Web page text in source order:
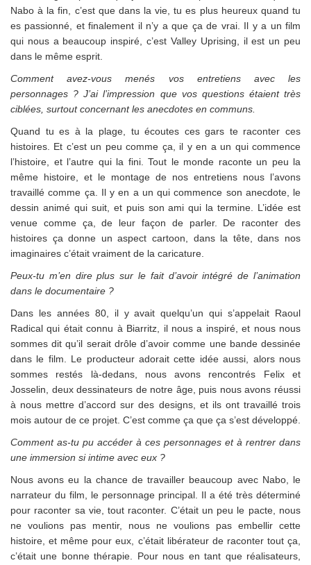
Nabo à la fin, c’est que dans la vie, tu es plus heureux quand tu
es passionné, et finalement il n’y a que ça de vrai. Il y a un film
qui nous a beaucoup inspiré, c’est Valley Uprising, il est un peu
dans le même esprit.
Comment avez-vous menés vos entretiens avec les
personnages ? J’ai l’impression que vos questions étaient très
ciblées, surtout concernant les anecdotes en communs.
Quand tu es à la plage, tu écoutes ces gars te raconter ces
histoires. Et c’est un peu comme ça, il y en a un qui commence
l’histoire, et l’autre qui la fini. Tout le monde raconte un peu la
même histoire, et le montage de nos entretiens nous l’avons
travaillé comme ça. Il y en a un qui commence son anecdote, le
dessin animé qui suit, et puis son ami qui la termine. L’idée est
venue comme ça, de leur façon de parler. De raconter des
histoires ça donne un aspect cartoon, dans la tête, dans nos
imaginaires c’était vraiment de la caricature.
Peux-tu m’en dire plus sur le fait d’avoir intégré de l’animation
dans le documentaire ?
Dans les années 80, il y avait quelqu’un qui s’appelait Raoul
Radical qui était connu à Biarritz, il nous a inspiré, et nous nous
sommes dit qu’il serait drôle d’avoir comme une bande dessinée
dans le film. Le producteur adorait cette idée aussi, alors nous
sommes restés là-dedans, nous avons rencontrés Felix et
Josselin, deux dessinateurs de notre âge, puis nous avons réussi
à nous mettre d’accord sur des designs, et ils ont travaillé trois
mois autour de ce projet. C’est comme ça que ça s’est développé.
Comment as-tu pu accéder à ces personnages et à rentrer dans
une immersion si intime avec eux ?
Nous avons eu la chance de travailler beaucoup avec Nabo, le
narrateur du film, le personnage principal. Il a été très déterminé
pour raconter sa vie, tout raconter. C’était un peu le pacte, nous
ne voulions pas mentir, nous ne voulions pas embellir cette
histoire, et même pour eux, c’était libérateur de raconter tout ça,
c’était une bonne thérapie. Pour nous en tant que réalisateurs,